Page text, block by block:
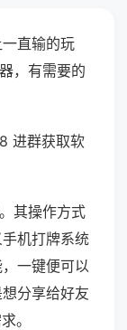
直输的玩
，有需要的
进群获取软
其操作方式
机打牌系统
一键便可以
分享给好友
。